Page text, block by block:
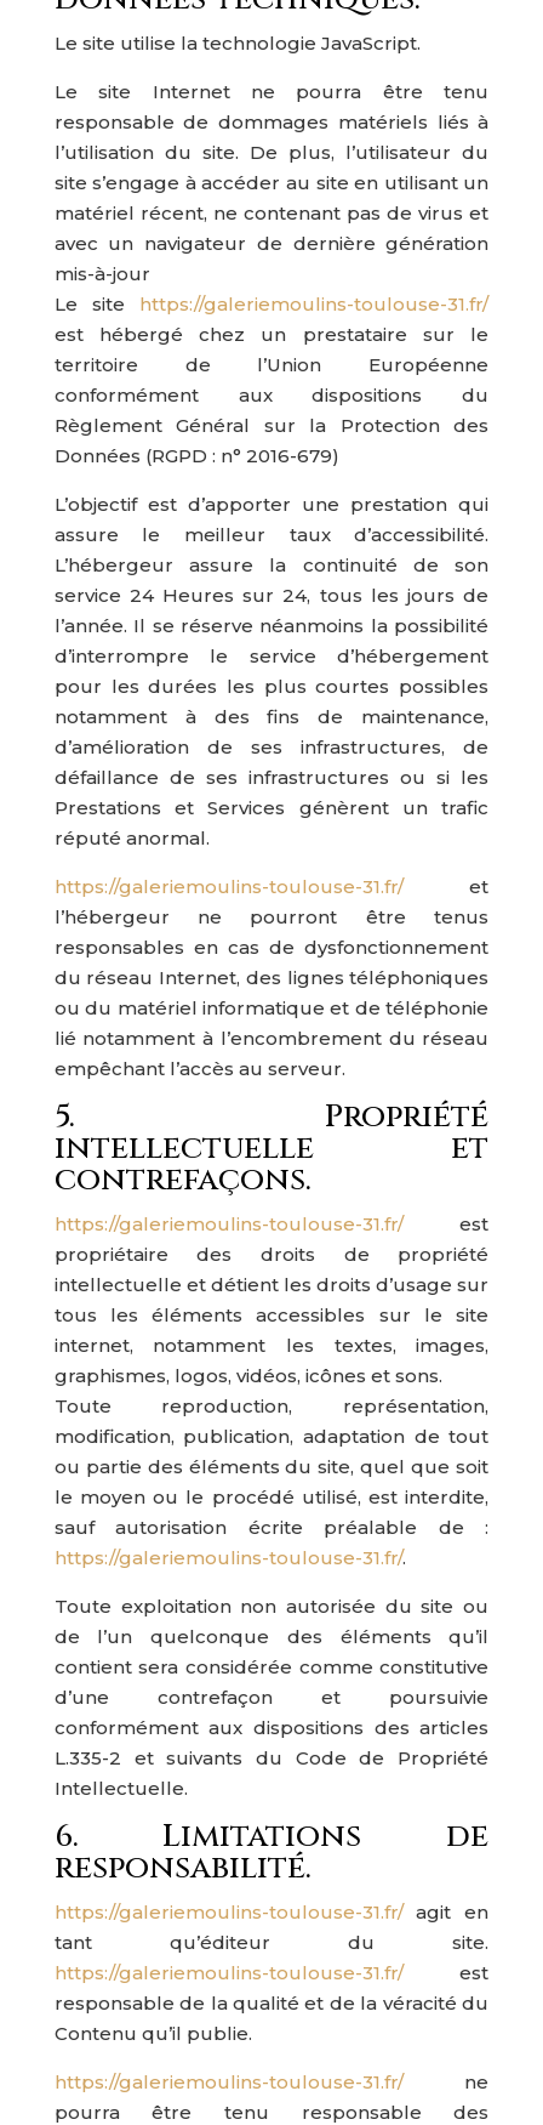
Le site utilise la technologie JavaScript.
Le site Internet ne pourra être tenu
responsable de dommages matériels liés à
l’utilisation du site. De plus, l’utilisateur du
site s’engage à accéder au site en utilisant un
matériel récent, ne contenant pas de virus et
avec un navigateur de dernière génération
mis-à-jour
Le site https://galeriemoulins-toulouse-31.fr/
est hébergé chez un prestataire sur le
territoire de l’Union Européenne
conformément aux dispositions du
Règlement Général sur la Protection des
Données (RGPD : n° 2016-679)
L’objectif est d’apporter une prestation qui
assure le meilleur taux d’accessibilité.
L’hébergeur assure la continuité de son
service 24 Heures sur 24, tous les jours de
l’année. Il se réserve néanmoins la possibilité
d’interrompre le service d’hébergement
pour les durées les plus courtes possibles
notamment à des fins de maintenance,
d’amélioration de ses infrastructures, de
défaillance de ses infrastructures ou si les
Prestations et Services génèrent un trafic
réputé anormal.
https://galeriemoulins-toulouse-31.fr/et
l’hébergeur ne pourront être tenus
responsables en cas de dysfonctionnement
du réseau Internet, des lignes téléphoniques
ou du matériel informatique et de téléphonie
lié notamment à l’encombrement du réseau
empêchant l’accès au serveur.
5. Propriété
intellectuelle et
contrefaçons.
https://galeriemoulins-toulouse-31.fr/est
propriétaire des droits de propriété
intellectuelle et détient les droits d’usage sur
tous les éléments accessibles sur le site
internet, notamment les textes, images,
graphismes, logos, vidéos, icônes et sons.
Toute reproduction, représentation,
modification, publication, adaptation de tout
ou partie des éléments du site, quel que soit
le moyen ou le procédé utilisé, est interdite,
sauf autorisation écrite préalable de :
https://galeriemoulins-toulouse-31.fr/.
Toute exploitation non autorisée du site ou
de l’un quelconque des éléments qu’il
contient sera considérée comme constitutive
d’une contrefaçon et poursuivie
conformément aux dispositions des articles
L.335-2 et suivants du Code de Propriété
Intellectuelle.
6. Limitations de
responsabilité.
https://galeriemoulins-toulouse-31.fr/agit en
tant qu’éditeur du site.
https://galeriemoulins-toulouse-31.fr/est
responsable de la qualité et de la véracité du
Contenu qu’il publie.
https://galeriemoulins-toulouse-31.fr/ne
pourra être tenu responsable des